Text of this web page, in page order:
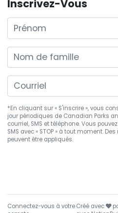
Inscrivez-Vous
Prénom
Nom de famille
*En cliquant sur « S'inscrire », vous
jour périodiques de Canadian Parks
courriel, SMS et téléphone. Vous
SMS avec « STOP » à tout moment.
peuvent être appliqués.
Connectez-vous à votreCréé avec